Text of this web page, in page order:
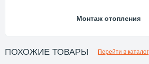
Монтаж отопления
ПОХОЖИЕ ТОВАРЫ Перейти в каталог